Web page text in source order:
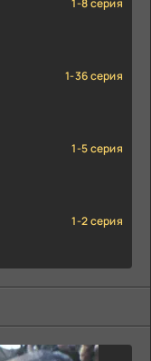
1-8 серия
1-36 серия
1-5 серия
1-2 серия